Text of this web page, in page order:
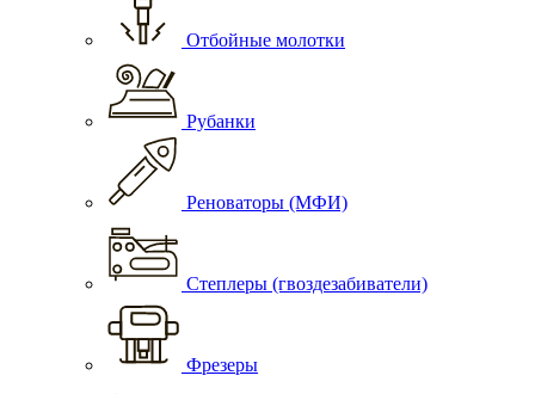
Отбойные молотки
Рубанки
Реноваторы (МФИ)
Степлеры (гвоздезабиватели)
Фрезеры